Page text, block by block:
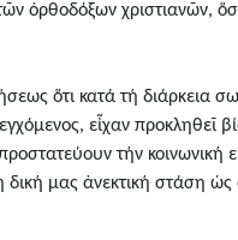
ὀρθοδόξων χριστιανῶν,
ὅτι κατά τή διάρκεια
εἶχαν προκληθεῖ
τήν
μας ἀνεκτική στάση